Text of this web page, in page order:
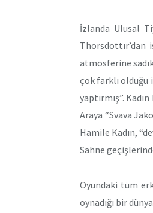
İzlanda Ulusal
Thorsdottır’dan
atmosferine
çok farklı olduğu
yaptırmış”.
Araya “Svava
Hamile Kadın,
Sahne
Oyundaki tüm
oynadığı bir